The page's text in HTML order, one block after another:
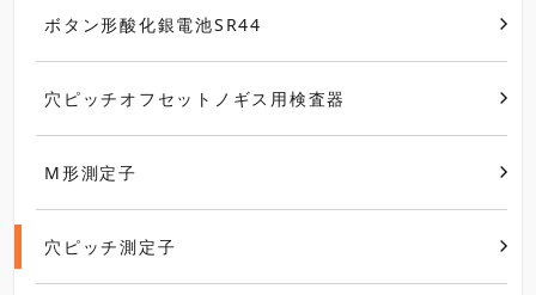
ボタン形酸化銀電池SR44
穴ピッチオフセットノギス用検査器
M形測定子
穴ピッチ測定子